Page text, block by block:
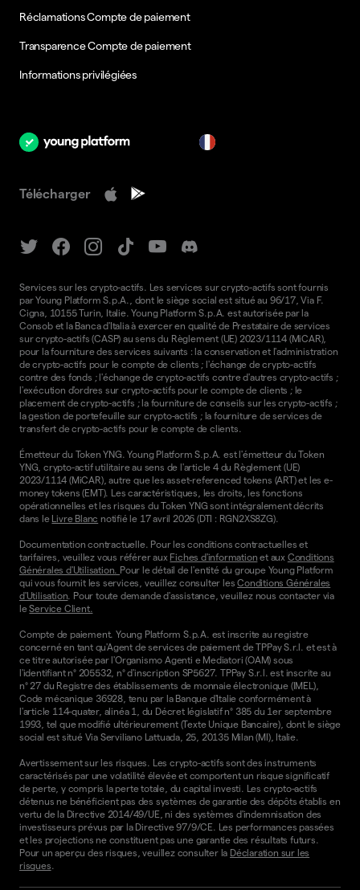
Réclamations Compte de paiement
Transparence Compte de paiement
Informations privilégiées
Télécharger
Services sur les crypto-actifs. Les services sur crypto-actifs sont fournis
par Young Platform S.p.A., dont le siège social est situé au 96/17, Via F.
Cigna, 10155 Turin, Italie. Young Platform S.p.A. est autorisée par la
Consob et la Banca d'Italia à exercer en qualité de Prestataire de services
sur crypto-actifs (CASP) au sens du Règlement (UE) 2023/1114 (MiCAR),
pour la fourniture des services suivants : la conservation et l'administration
de crypto-actifs pour le compte de clients ; l'échange de crypto-actifs
contre des fonds ; l'échange de crypto-actifs contre d'autres crypto-actifs ;
l'exécution d'ordres sur crypto-actifs pour le compte de clients ; le
placement de crypto-actifs ; la fourniture de conseils sur les crypto-actifs ;
la gestion de portefeuille sur crypto-actifs ; la fourniture de services de
transfert de crypto-actifs pour le compte de clients.
Émetteur du Token YNG. Young Platform S.p.A. est l'émetteur du Token
YNG, crypto-actif utilitaire au sens de l'article 4 du Règlement (UE)
2023/1114 (MiCAR), autre que les asset-referenced tokens (ART) et les e-
money tokens (EMT). Les caractéristiques, les droits, les fonctions
opérationnelles et les risques du Token YNG sont intégralement décrits
dans le Livre Blanc notifié le 17 avril 2026 (DTI : RGN2XS8ZG).
Documentation contractuelle. Pour les conditions contractuelles et
tarifaires, veuillez vous référer aux Fiches d'information et aux Conditions
Générales d'Utilisation. Pour le détail de l'entité du groupe Young Platform
qui vous fournit les services, veuillez consulter lesConditions Générales
d'Utilisation. Pour toute demande d'assistance, veuillez nous contacter via
leService Client.
Compte de paiement. Young Platform S.p.A. est inscrite au registre
concerné en tant qu'Agent de services de paiement de TPPay S.r.l. et est à
ce titre autorisée par l'Organismo Agenti e Mediatori (OAM) sous
l'identifiant n° 205532, n° d'inscription SP5627. TPPay S.r.l. est inscrite au
n° 27 du Registre des établissements de monnaie électronique (IMEL),
Code mécanique 36928, tenu par la Banque d'Italie conformément à
l'article 114-quater, alinéa 1, du Décret législatif n° 385 du 1er septembre
1993, tel que modifié ultérieurement (Texte Unique Bancaire), dont le siège
social est situé Via Serviliano Lattuada, 25, 20135 Milan (MI), Italie.
Avertissement sur les risques. Les crypto-actifs sont des instruments
caractérisés par une volatilité élevée et comportent un risque significatif
de perte, y compris la perte totale, du capital investi. Les crypto-actifs
détenus ne bénéficient pas des systèmes de garantie des dépôts établis en
vertu de la Directive 2014/49/UE, ni des systèmes d'indemnisation des
investisseurs prévus par la Directive 97/9/CE. Les performances passées
et les projections ne constituent pas une garantie des résultats futurs.
Pour un aperçu des risques, veuillez consulter la Déclaration sur les
risques.